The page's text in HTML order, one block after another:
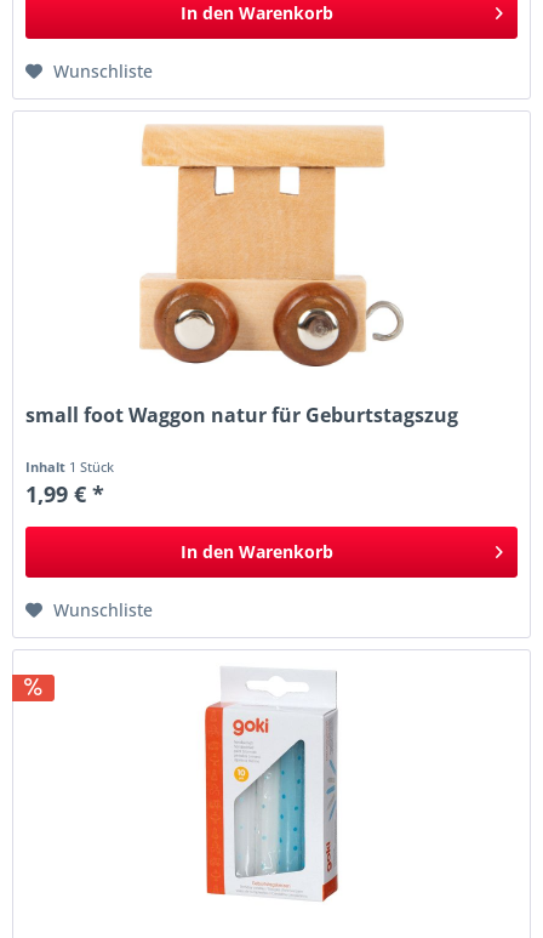
In den Warenkorb
Wunschliste
small foot Waggon natur für Geburtstagszug
Inhalt 1 Stück
1,99 € *
In den Warenkorb
Wunschliste